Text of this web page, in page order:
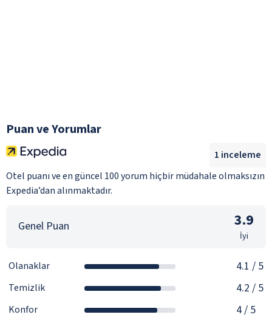
Puan ve Yorumlar
Otel puanı ve en güncel 100 yorum hiçbir müdahale olmaksızın
Expedia’dan alınmaktadır.
1 inceleme
Genel Puan 3.9
İyi
Olanaklar 4.1 / 5
Temizlik 4.2 / 5
Konfor 4/ 5